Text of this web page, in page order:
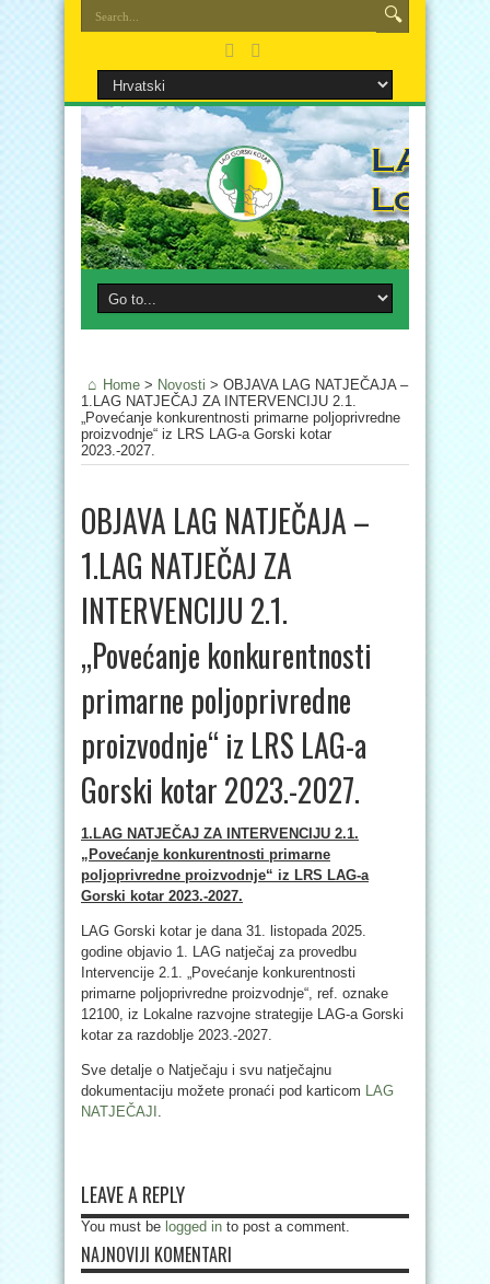
Home > Novosti > OBJAVA LAG NATJEČAJA –
1.LAG NATJEČAJ ZA INTERVENCIJU 2.1.
„Povećanje konkurentnosti primarne poljoprivredne
proizvodnje“ iz LRS LAG-a Gorski kotar
2023.-2027.
OBJAVA LAG NATJEČAJA –
1.LAG NATJEČAJ ZA
INTERVENCIJU 2.1.
„Povećanje konkurentnosti
primarne poljoprivredne
proizvodnje“ iz LRS LAG-a
Gorski kotar 2023.-2027.
1.LAG NATJEČAJ ZA INTERVENCIJU 2.1.
„Povećanje konkurentnosti primarne
poljoprivredne proizvodnje“ iz LRS LAG-a
Gorski kotar 2023.-2027.
LAG Gorski kotar je dana 31. listopada 2025.
godine objavio 1. LAG natječaj za provedbu
Intervencije 2.1. „Povećanje konkurentnosti
primarne poljoprivredne proizvodnje“, ref. oznake
12100, iz Lokalne razvojne strategije LAG-a Gorski
kotar za razdoblje 2023.-2027.
Sve detalje o Natječaju i svu natječajnu
dokumentaciju možete pronaći pod karticom LAG
NATJEČAJI .
LEAVE A REPLY
You must be logged in to post a comment.
NAJNOVIJI KOMENTARI